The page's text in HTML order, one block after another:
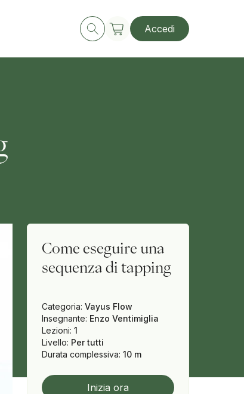
Accedi
Come eseguire una
sequenza di tapping
Categoria: Vayus Flow
Insegnante: Enzo Ventimiglia
Lezioni: 1
Livello: Per tutti
Durata complessiva: 10 m
Inizia ora